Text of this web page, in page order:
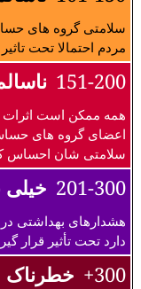
سلامتی گروه های
مردم احتمالا تحت
151-200
همه ممکن است اثرات
اعضای گروه های
سلامتی شان احساس
201-300 خیلی
هشدارهای بهداشتی
دارد تحت تأثیر قرار
300+ خطرناک